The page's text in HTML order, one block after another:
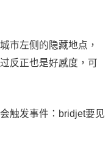
市左侧的隐藏地点，
反正也是好感度，可
触发事件：bridjet要见